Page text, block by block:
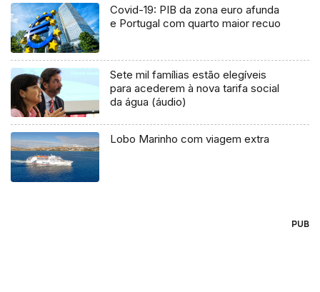
Covid-19: PIB da zona euro afunda
e Portugal com quarto maior recuo
Sete mil famílias estão elegíveis
para acederem à nova tarifa social
da água (áudio)
Lobo Marinho com viagem extra
PUB